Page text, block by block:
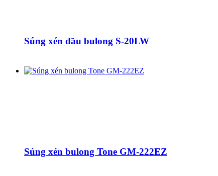
Súng xén đầu bulong S-20LW
Súng xén bulong Tone GM-222EZ